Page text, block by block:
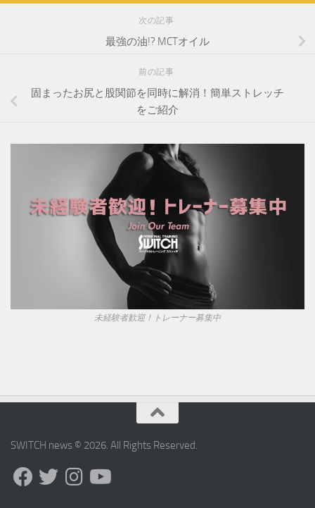
次の記事
最強の油!? MCTオイル
前の記事
固まったお尻と股関節を同時に解消！簡単ストレッチ
をご紹介
未経験者歓迎！トレーナー募集中
SWITCH news © 2026. All Rights Reserved.